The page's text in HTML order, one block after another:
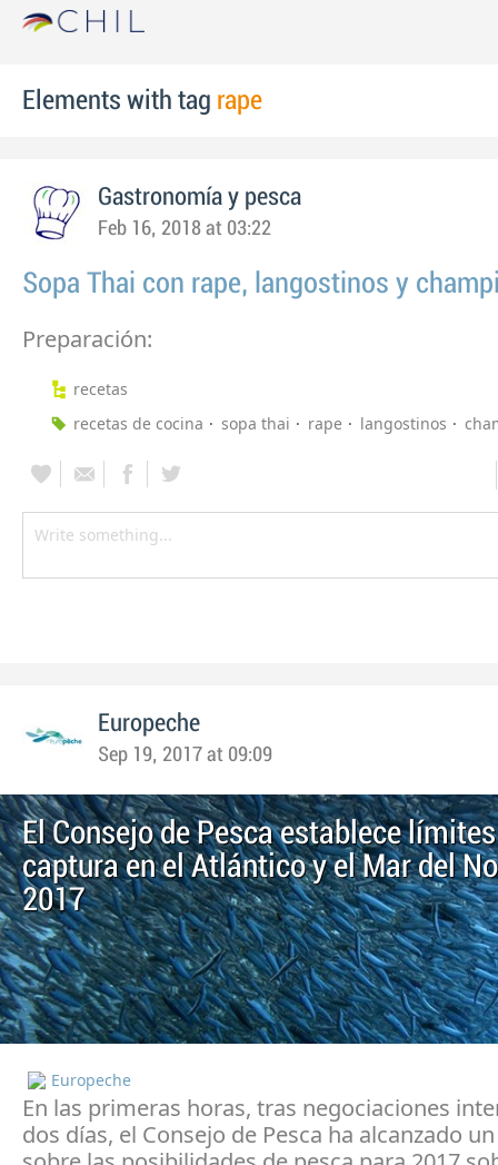
Elements with tag rape
Gastronomía y pesca
Feb 16, 2018 at 03:22
Sopa Thai con rape, langostinos y
Preparación:
recetas
recetas de cocina
sopa thai rape langostinos
Europeche
Sep 19, 2017 at 09:09
El Consejo de Pesca establece
captura en el Atlántico y el Mar del
2017
Europeche
En las primeras horas, tras negociaciones
dos días, el Consejo de Pesca ha alcanzado